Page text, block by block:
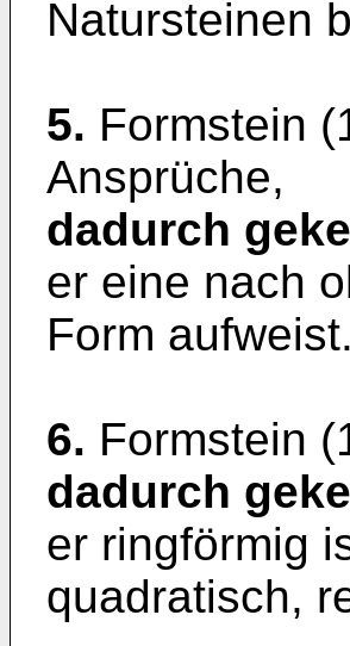
Natursteinen
5. Formstein
Ansprüche,
dadurch
er eine nach
Form aufweist.
6. Formstein
dadurch
er ringförmig
quadratisch,